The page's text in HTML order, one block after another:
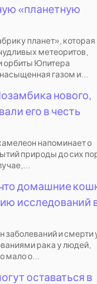
«планетную
планет», которая
метеоритов,
орбиты Юпитера
газом и...
нового,
его в честь
напоминает о
природы до сих
домашние
исследований
заболеваний и смерти
рака у людей,
мало о...
оставаться в